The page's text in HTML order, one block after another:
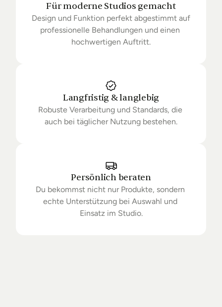
Für moderne Studios gemacht
Design und Funktion perfekt abgestimmt auf
professionelle Behandlungen und einen
hochwertigen Auftritt.
Langfristig & langlebig
Robuste Verarbeitung und Standards, die
auch bei täglicher Nutzung bestehen.
Persönlich beraten
Du bekommst nicht nur Produkte, sondern
echte Unterstützung bei Auswahl und
Einsatz im Studio.